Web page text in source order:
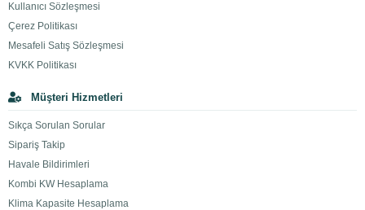
Kullanıcı Sözleşmesi
Çerez Politikası
Mesafeli Satış Sözleşmesi
KVKK Politikası
Müşteri Hizmetleri
Sıkça Sorulan Sorular
Sipariş Takip
Havale Bildirimleri
Kombi KW Hesaplama
Klima Kapasite Hesaplama